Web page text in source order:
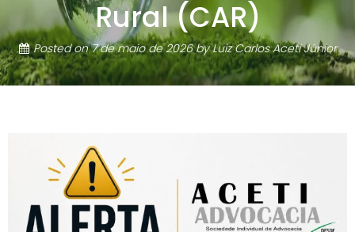
Rural (CAR)
Posted on7 de maio de 2026byLuiz Carlos Aceti Júnior